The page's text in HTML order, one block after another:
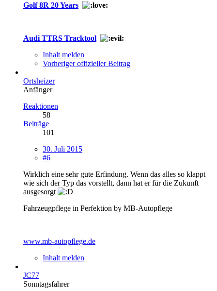
Golf 8R 20 Years
Audi TTRS Tracktool
Inhalt melden
Vorheriger offizieller Beitrag
Ortsheizer
Anfänger
Reaktionen
58
Beiträge
101
30. Juli 2015
#6
Wirklich eine sehr gute Erfindung. Wenn das alles so klappt
wie sich der Typ das vorstellt, dann hat er für die Zukunft
ausgesorgt
Fahrzeugpflege in Perfektion by MB-Autopflege
www.mb-autopflege.de
Inhalt melden
JC77
Sonntagsfahrer